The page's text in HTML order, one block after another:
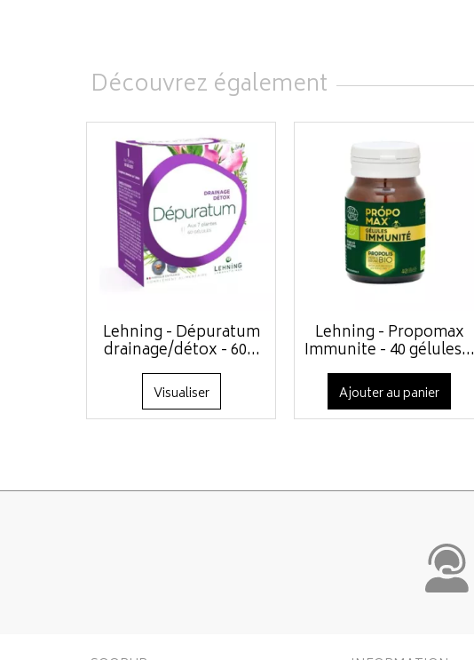
Découvrez également
Lehning - Dépuratum
drainage/détox - 60...
Visualiser
Lehning - Propomax
Immunite - 40 gélules...
Ajouter au panier